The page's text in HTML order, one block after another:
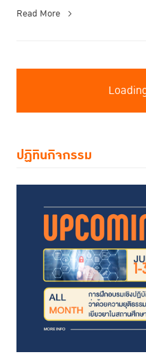
Read More
ปฏิทินกิจกรรม